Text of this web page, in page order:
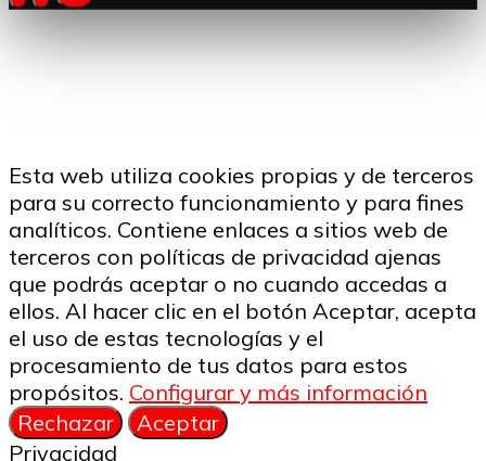
Esta web utiliza cookies propias y de terceros
para su correcto funcionamiento y para fines
analíticos. Contiene enlaces a sitios web de
terceros con políticas de privacidad ajenas
que podrás aceptar o no cuando accedas a
ellos. Al hacer clic en el botón Aceptar, acepta
el uso de estas tecnologías y el
procesamiento de tus datos para estos
propósitos. Configurar y más información
Rechazar
Aceptar
Privacidad